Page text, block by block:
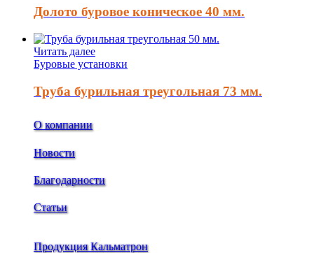
Долото буровое коническое 40 мм.
Читать далее
Буровые установки
Труба бурильная треугольная 73 мм.
О компании
Новости
Благодарности
Статьи
Продукция Кальматрон